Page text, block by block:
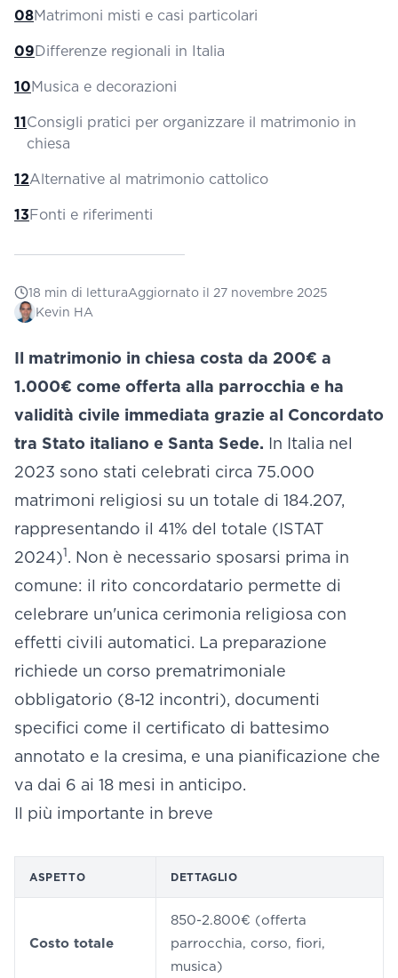
08Matrimoni misti e casi particolari
09Differenze regionali in Italia
10Musica e decorazioni
11Consigli pratici per organizzare il matrimonio in
chiesa
12Alternative al matrimonio cattolico
13Fonti e riferimenti
18 min di letturaAggiornato il 27 novembre 2025
Kevin HA
Il matrimonio in chiesa costa da 200€ a
1.000€ come offerta alla parrocchia e ha
validità civile immediata grazie al Concordato
tra Stato italiano e Santa Sede. In Italia nel
2023 sono stati celebrati circa 75.000
matrimoni religiosi su un totale di 184.207,
rappresentando il 41% del totale (ISTAT
2024)1. Non è necessario sposarsi prima in
comune: il rito concordatario permette di
celebrare un'unica cerimonia religiosa con
effetti civili automatici. La preparazione
richiede un corso prematrimoniale
obbligatorio (8-12 incontri), documenti
specifici come il certificato di battesimo
annotato e la cresima, e una pianificazione che
va dai 6 ai 18 mesi in anticipo.
Il più importante in breve
ASPETTO DETTAGLIO
Costo totale
850-2.800€ (offerta
parrocchia, corso, fiori,
musica)